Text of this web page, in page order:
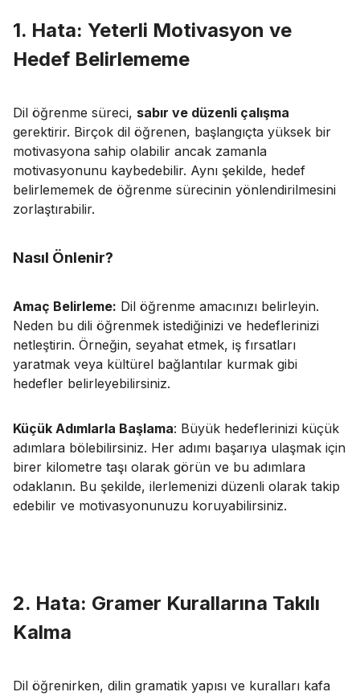
1. Hata: Yeterli Motivasyon ve
Hedef Belirlememe
Dil öğrenme süreci, sabır ve düzenli çalışma
gerektirir. Birçok dil öğrenen, başlangıçta yüksek bir
motivasyona sahip olabilir ancak zamanla
motivasyonunu kaybedebilir. Aynı şekilde, hedef
belirlememek de öğrenme sürecinin yönlendirilmesini
zorlaştırabilir.
Nasıl Önlenir?
Amaç Belirleme: Dil öğrenme amacınızı belirleyin.
Neden bu dili öğrenmek istediğinizi ve hedeflerinizi
netleştirin. Örneğin, seyahat etmek, iş fırsatları
yaratmak veya kültürel bağlantılar kurmak gibi
hedefler belirleyebilirsiniz.
Küçük Adımlarla Başlama: Büyük hedeflerinizi küçük
adımlara bölebilirsiniz. Her adımı başarıya ulaşmak için
birer kilometre taşı olarak görün ve bu adımlara
odaklanın. Bu şekilde, ilerlemenizi düzenli olarak takip
edebilir ve motivasyonunuzu koruyabilirsiniz.
2. Hata: Gramer Kurallarına Takılı
Kalma
Dil öğrenirken, dilin gramatik yapısı ve kuralları kafa